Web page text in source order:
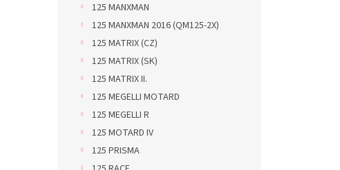
125 MANXMAN
125 MANXMAN 2016 (QM125-2X)
125 MATRIX (CZ)
125 MATRIX (SK)
125 MATRIX II.
125 MEGELLI MOTARD
125 MEGELLI R
125 MOTARD IV
125 PRISMA